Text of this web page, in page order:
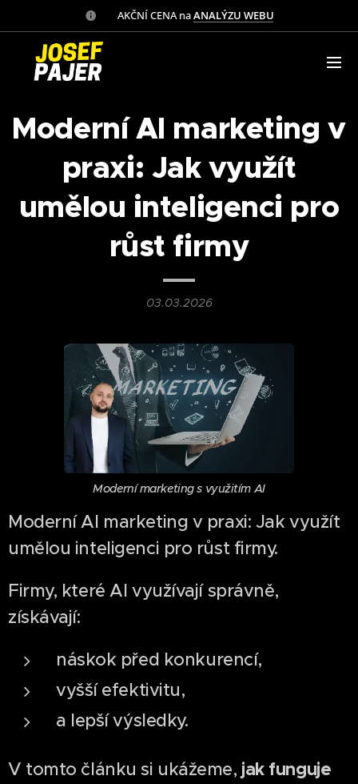
✅ AKČNÍ CENA naANALÝZU WEBU
Moderní AI marketing v
praxi: Jak využít
umělou inteligenci pro
růst firmy
03.03.2026
Moderní marketing s využitím AI
Moderní AI marketing v praxi: Jak využít
umělou inteligenci pro růst firmy.
Firmy, které AI využívají správně,
získávají:
náskok před konkurencí,
vyšší efektivitu,
a lepší výsledky.
V tomto článku si ukážeme, jak funguje